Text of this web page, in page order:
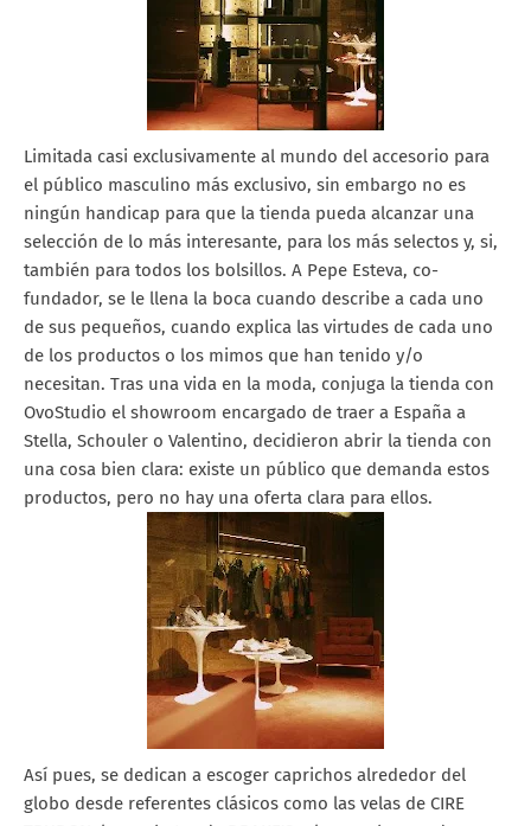
Limitada casi exclusivamente al mundo del accesorio para
el público masculino más exclusivo, sin embargo no es
ningún handicap para que la tienda pueda alcanzar una
selección de lo más interesante, para los más selectos y, si,
también para todos los bolsillos. A Pepe Esteva, co-
fundador, se le llena la boca cuando describe a cada uno
de sus pequeños, cuando explica las virtudes de cada uno
de los productos o los mimos que han tenido y/o
necesitan. Tras una vida en la moda, conjuga la tienda con
OvoStudio el showroom encargado de traer a España a
Stella, Schouler o Valentino, decidieron abrir la tienda con
una cosa bien clara: existe un público que demanda estos
productos, pero no hay una oferta clara para ellos.
Así pues, se dedican a escoger caprichos alrededor del
globo desde referentes clásicos como las velas de CIRE